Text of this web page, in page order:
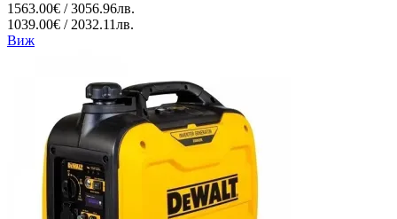
1563.00€ / 3056.96лв.
1039.00€ / 2032.11лв.
Виж